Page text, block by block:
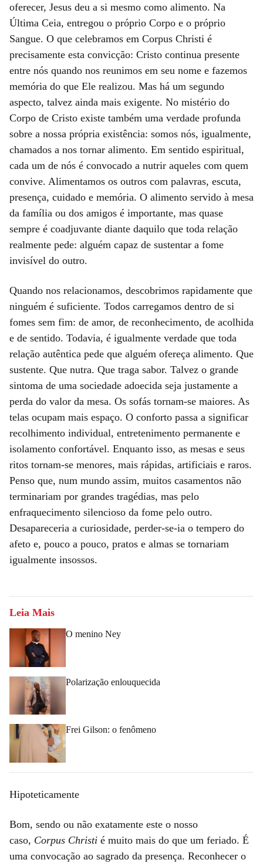
oferecer, Jesus deu a si mesmo como alimento. Na
Última Ceia, entregou o próprio Corpo e o próprio
Sangue. O que celebramos em Corpus Christi é
precisamente esta convicção: Cristo continua presente
entre nós quando nos reunimos em seu nome e fazemos
memória do que Ele realizou. Mas há um segundo
aspecto, talvez ainda mais exigente. No mistério do
Corpo de Cristo existe também uma verdade profunda
sobre a nossa própria existência: somos nós, igualmente,
chamados a nos tornar alimento. Em sentido espiritual,
cada um de nós é convocado a nutrir aqueles com quem
convive. Alimentamos os outros com palavras, escuta,
presença, cuidado e memória. O alimento servido à mesa
da família ou dos amigos é importante, mas quase
sempre é coadjuvante diante daquilo que toda relação
realmente pede: alguém capaz de sustentar a fome
invisível do outro.
Quando nos relacionamos, descobrimos rapidamente que
ninguém é suficiente. Todos carregamos dentro de si
fomes sem fim: de amor, de reconhecimento, de acolhida
e de sentido. Todavia, é igualmente verdade que toda
relação autêntica pede que alguém ofereça alimento. Que
sustente. Que nutra. Que traga sabor. Talvez o grande
sintoma de uma sociedade adoecida seja justamente a
perda do valor da mesa. Os sofás tornam-se maiores. As
telas ocupam mais espaço. O conforto passa a significar
recolhimento individual, entretenimento permanente e
isolamento confortável. Enquanto isso, as mesas e seus
ritos tornam-se menores, mais rápidas, artificiais e raros.
Penso que, num mundo assim, muitos casamentos não
terminariam por grandes tragédias, mas pelo
enfraquecimento silencioso da fome pelo outro.
Desapareceria a curiosidade, perder-se-ia o tempero do
afeto e, pouco a pouco, pratos e almas se tornariam
igualmente insossos.
Leia Mais
O menino Ney
Polarização enlouquecida
Frei Gilson: o fenômeno
Hipoteticamente
Bom, sendo ou não exatamente este o nosso
caso, Corpus Christi é muito mais do que um feriado. É
uma convocação ao sagrado da presença. Reconhecer o